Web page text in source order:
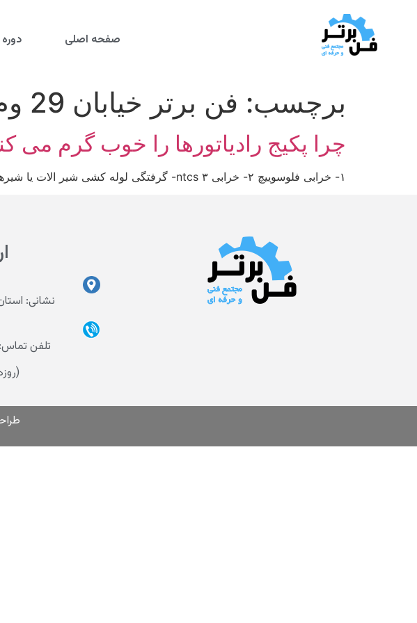
صفحه اصلی
برچسب: فن برتر خیابان 29 وم فرذیس
چرا پکیج رادیاتورها را خوب گرم
۱- خرابی فلوسوییچ ۲- خرابی ntcs ۳- گرفتگی لوله کشی شیر الات یا شیرهای پیسوار ۴- خرابی شیربرقی
نشانی: استان
تلفن تماس: 02636551922 و 02636544875